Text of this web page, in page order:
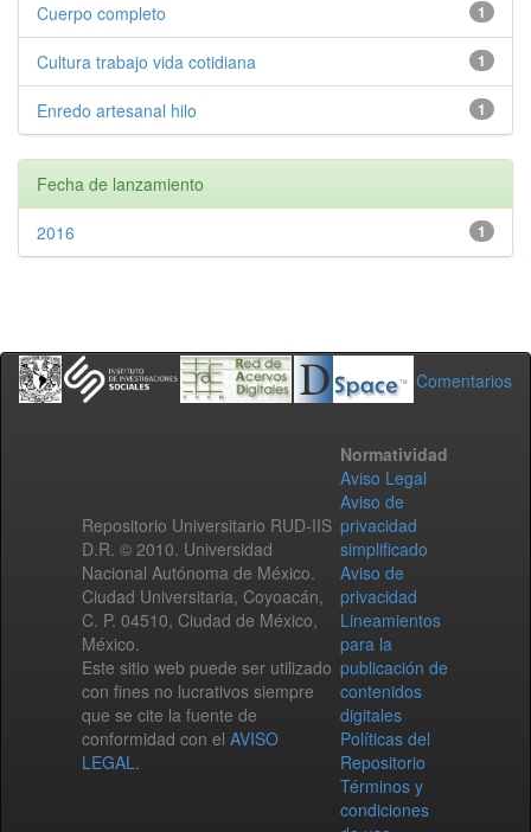
1
Cuerpo completo
1
Cultura trabajo vida cotidiana
1
Enredo artesanal hilo
Fecha de lanzamiento
1
2016
Comentarios
Repositorio Universitario RUD-IIS
D.R. © 2010. Universidad
Nacional Autónoma de México.
Ciudad Universitaria, Coyoacán,
C. P. 04510, Ciudad de México,
México.
Este sitio web puede ser utilizado
con fines no lucrativos siempre
que se cite la fuente de
conformidad con el AVISO
LEGAL.
Normatividad
Aviso Legal
Aviso de
privacidad
simplificado
Aviso de
privacidad
Lineamientos
para la
publicación de
contenidos
digitales
Políticas del
Repositorio
Términos y
condiciones